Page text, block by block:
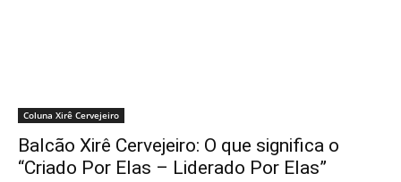
Coluna Xirê Cervejeiro
Balcão Xirê Cervejeiro: O que significa o
“Criado Por Elas – Liderado Por Elas”